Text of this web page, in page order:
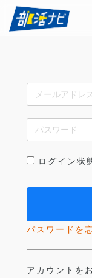
ログイン状
パスワードを
アカウントを